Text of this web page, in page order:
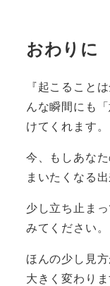
おわりに
『起こること
んな瞬間にも
けてくれます。
今、もしあな
まいたくなる
少し立ち止ま
みてください。
ほんの少し見
大きく変わりま